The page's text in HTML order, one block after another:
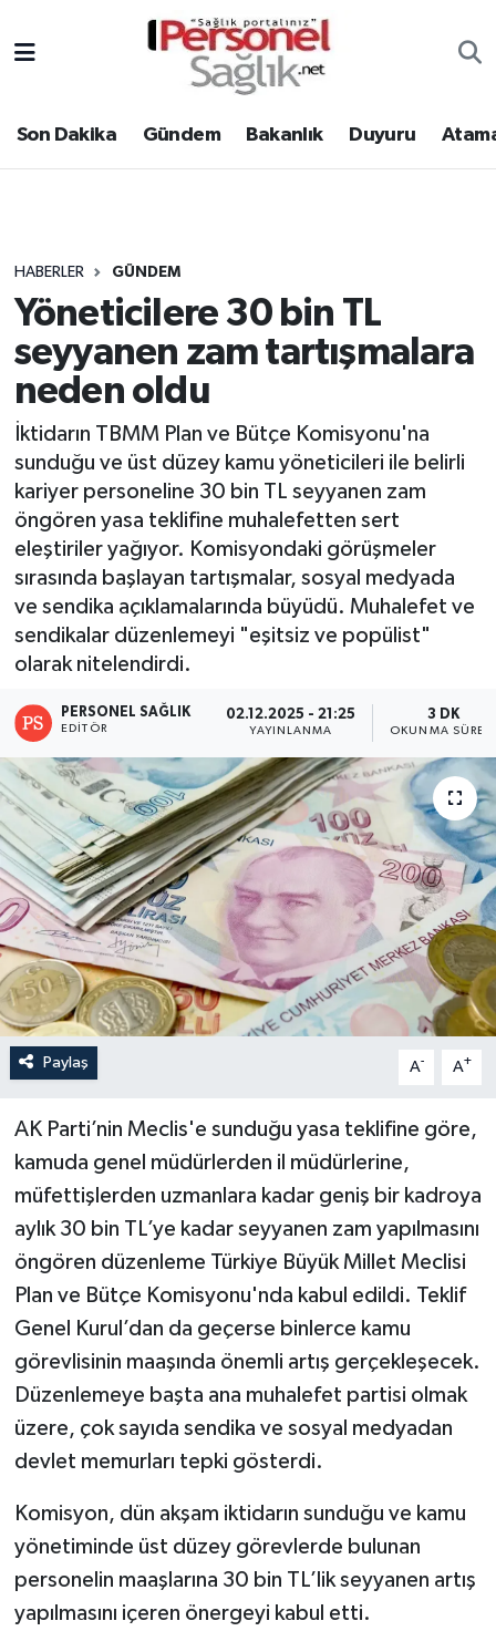
Son Dakika Gündem Bakanlık Duyuru
HABERLER GÜNDEM
Yöneticilere 30 bin TL
seyyanen zam tartışmalara
neden oldu
İktidarın TBMM Plan ve Bütçe Komisyonu'na
sunduğu ve üst düzey kamu yöneticileri ile belirli
kariyer personeline 30 bin TL seyyanen zam
öngören yasa teklifine muhalefetten sert
eleştiriler yağıyor. Komisyondaki görüşmeler
sırasında başlayan tartışmalar, sosyal medyada
ve sendika açıklamalarında büyüdü. Muhalefet ve
sendikalar düzenlemeyi "eşitsiz ve popülist"
olarak nitelendirdi.
PERSONEL SAĞLIK
EDITÖR
02.12.2025 - 21:25
YAYINLANMA
3 DK
OKUNMA
Paylaş A- A+
AK Parti’nin Meclis'e sunduğu yasa teklifine göre,
kamuda genel müdürlerden il müdürlerine,
müfettişlerden uzmanlara kadar geniş bir kadroya
aylık 30 bin TL’ye kadar seyyanen zam yapılmasını
öngören düzenleme Türkiye Büyük Millet Meclisi
Plan ve Bütçe Komisyonu'nda kabul edildi. Teklif
Genel Kurul’dan da geçerse binlerce kamu
görevlisinin maaşında önemli artış gerçekleşecek.
Düzenlemeye başta ana muhalefet partisi olmak
üzere, çok sayıda sendika ve sosyal medyadan
devlet memurları tepki gösterdi.
Komisyon, dün akşam iktidarın sunduğu ve kamu
yönetiminde üst düzey görevlerde bulunan
personelin maaşlarına 30 bin TL’lik seyyanen artış
yapılmasını içeren önergeyi kabul etti.
Gündem
Atamalar
Mevzuat
Sendika
Kpss - Sınav
Nöbetçi Eczaneler
Hava Durumu
Tüm Manşetler
Son Dakika Haberleri
Haber Arşivi